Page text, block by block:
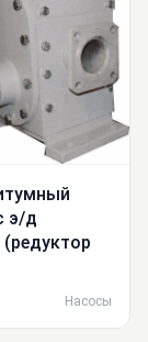
э/д
(редуктор
Насосы